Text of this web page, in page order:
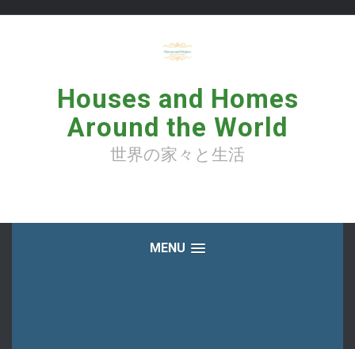
Houses and Homes
Around the World
世界の家々と生活
MENU